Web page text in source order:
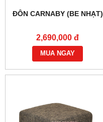
ĐÔN CARNABY (BE NHẠT)
2,690,000 đ
MUA NGAY